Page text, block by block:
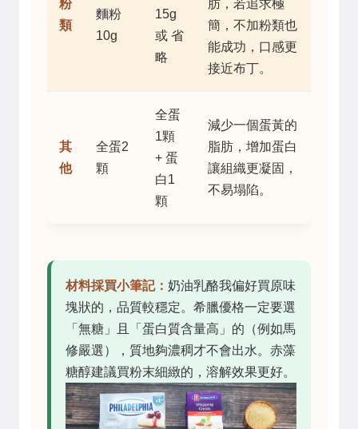
粉
類
麵粉
10g
15g
或 省
略
肪，若追求極
簡，不加粉類也
能成功，口感更
接近布丁。
其
他
全蛋2
顆
全蛋
1顆
+ 蛋
白1
顆
減少一個蛋黃的
脂肪，增加蛋白
讓組織更凝固，
不易塌陷。
材料採買小筆記： 奶油乳酪我偏好買原味
塊狀的，品質較穩定。希臘優格一定要選
「無糖」且「蛋白質含量高」的（例如馬
修嚴選），質地夠濃稠才不會出水。赤藻
糖醇建議買粉末細緻的，溶解效果更好。